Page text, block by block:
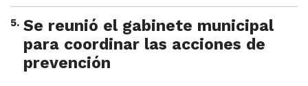
5. Se reunió el gabinete municipal
para coordinar las acciones de
prevención